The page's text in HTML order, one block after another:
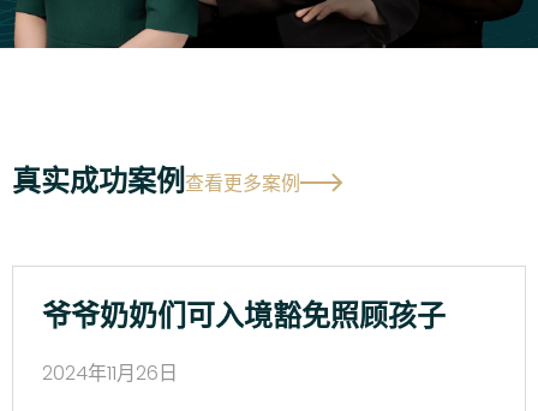
真实成功案例查看更多案例
爷爷奶奶们可入境豁免照顾孩子
2024年11月26日